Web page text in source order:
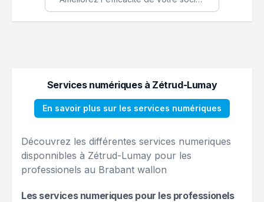
Services numériques à Zétrud-Lumay
En savoir plus sur les services numériques
Découvrez les différentes services numeriques
disponnibles à Zétrud-Lumay pour les
professionels au Brabant wallon
Les services numeriques pour les professionels